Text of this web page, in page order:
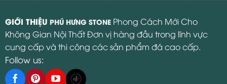
GIỚI THIỆU PHÚ HƯNG STONE Phong Cách Mới Cho
Không Gian Nội Thất Đơn vị hàng đầu trong lĩnh vực
cung cấp và thi công các sản phẩm đá cao cấp.
Follow us: